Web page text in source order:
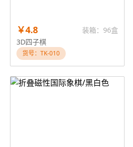
￥4.8
装箱：96盒
3D四子棋
货号：TK-010